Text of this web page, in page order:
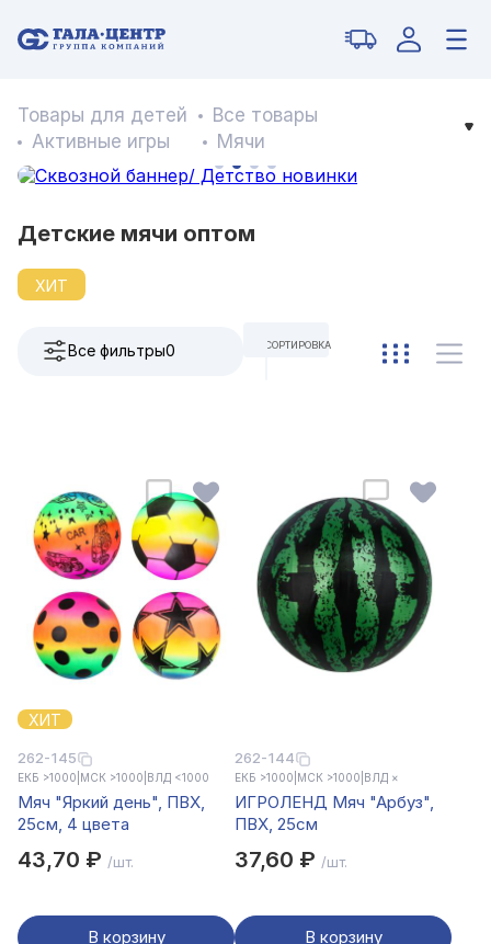
Товары для детей
Все товары
Активные игры
Мячи
Детские мячи оптом
ХИТ
Все фильтры0
СОРТИРОВКА
ХИТ
262-145
ЕКБ >1000 МСК >1000 ВЛД <1000
Мяч "Яркий день", ПВХ,
25см, 4 цвета
43,70 ₽ /шт.
В корзину
262-144
ЕКБ >1000 МСК >1000 ВЛД ×
ИГРОЛЕНД Мяч "Арбуз",
ПВХ, 25см
37,60 ₽ /шт.
В корзину